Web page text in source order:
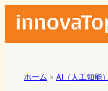
ホーム » AI（人工知能）